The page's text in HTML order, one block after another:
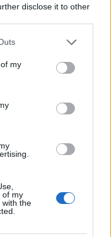
disclose it to other
my
of my
with the
réduire les séquelles
aux globules rouges